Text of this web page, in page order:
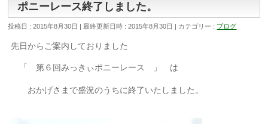
ポニーレース終了しました。
投稿日 : 2015年8月30日 最終更新日時 : 2015年8月30日 カテゴリー : ブログ
先日からご案内しておりました
「 第６回みっきぃポニーレース 」 は
おかげさまで盛況のうちに終了いたしました。